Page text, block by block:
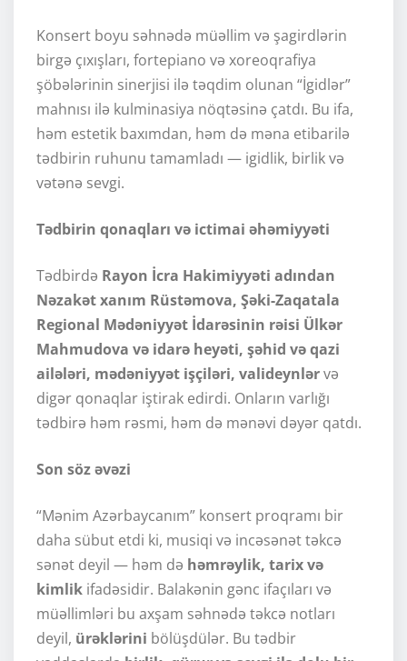
Konsert boyu səhnədə müəllim və şagirdlərin
birgə çıxışları, fortepiano və xoreoqrafiya
şöbələrinin sinerjisi ilə təqdim olunan “İgidlər”
mahnısı ilə kulminasiya nöqtəsinə çatdı. Bu ifa,
həm estetik baxımdan, həm də məna etibarilə
tədbirin ruhunu tamamladı — igidlik, birlik və
vətənə sevgi.
Tədbirin qonaqları və ictimai əhəmiyyəti
Tədbirdə Rayon İcra Hakimiyyəti adından
Nəzakət xanım Rüstəmova, Şəki-Zaqatala
Regional Mədəniyyət İdarəsinin rəisi Ülkər
Mahmudova və idarə heyəti, şəhid və qazi
ailələri, mədəniyyət işçiləri, valideynlərvə
digər qonaqlar iştirak edirdi. Onların varlığı
tədbirə həm rəsmi, həm də mənəvi dəyər qatdı.
Son söz əvəzi
“Mənim Azərbaycanım” konsert proqramı bir
daha sübut etdi ki, musiqi və incəsənət təkcə
sənət deyil — həm də həmrəylik, tarix və
kimlik ifadəsidir. Balakənin gənc ifaçıları və
müəllimləri bu axşam səhnədə təkcə notları
deyil, ürəklərini bölüşdülər. Bu tədbir